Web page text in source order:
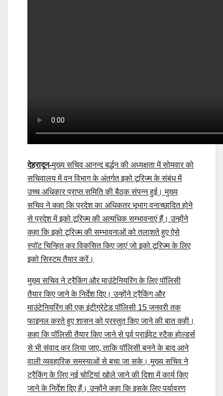
देहरादून-मुख्य सचिव आनन्द बर्द्धन की अध्यक्षता में सोमवार को
सचिवालय में वन विभाग के अंतर्गत इको टूरिज्म के संबंध में
उच्च अधिकार प्राप्त समिति की बैठक संपन्न हुई। मुख्य
सचिव ने कहा कि प्रदेश का अधिकतर भूभाग वनाच्छादित होने
से प्रदेश में इको टूरिज्म की अत्यधिक सम्भावनाएं हैं। उन्होंने
कहा कि इको टूरिज्म की सम्भावनाओं को तलाशते हुए ऐसे
स्पॉट चिन्हित कर विकसित किए जाएं जो इको टूरिज्म के लिए
इको सिस्टम तैयार करें।
मुख्य सचिव ने ट्रैकिंग और माउंटेनियरिंग के लिए पॉलिसी
तैयार किए जाने के निर्देश दिए। उन्होंने ट्रैकिंग और
माउंटेनियरिंग की एक इंटीग्रेटेड पॉलिसी 15 जनवरी तक
फाइनल करते हुए शासन को प्रस्तुत किए जाने की बात कही।
कहा कि पॉलिसी तैयार किए जाने से पूर्व प्राईवेट स्टैक होल्डर्स
से भी संवाद कर लिया जाए, ताकि पॉलिसी बनने के बाद आने
वाली व्यवहारिक समस्याओं से बचा जा सके। मुख्य सचिव ने
ट्रैकिंग के लिए नई चोटियां खोले जाने की दिशा में कार्य किए
जाने के निर्देश दिए हैं। उन्होंने कहा कि इसके लिए पर्यावरण